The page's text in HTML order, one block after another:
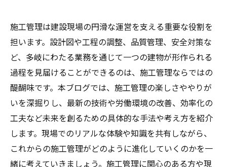
施工管理は建設現場の円滑な運営を支える重要な役割を
担います。設計図や工程の調整、品質管理、安全対策な
ど、多岐にわたる業務を通じて一つの建物が形作られる
過程を見届けることができるのは、施工管理ならではの
醍醐味です。本ブログでは、施工管理の楽しさややりが
いを深掘りし、最新の技術や労働環境の改善、効率化の
工夫など未来を創るための具体的な手法や考え方を紹介
します。現場でのリアルな体験や知識を共有しながら、
これからの施工管理がどのように進化していくのかを一
緒に考えていきましょう。施工管理に関心のある方や現